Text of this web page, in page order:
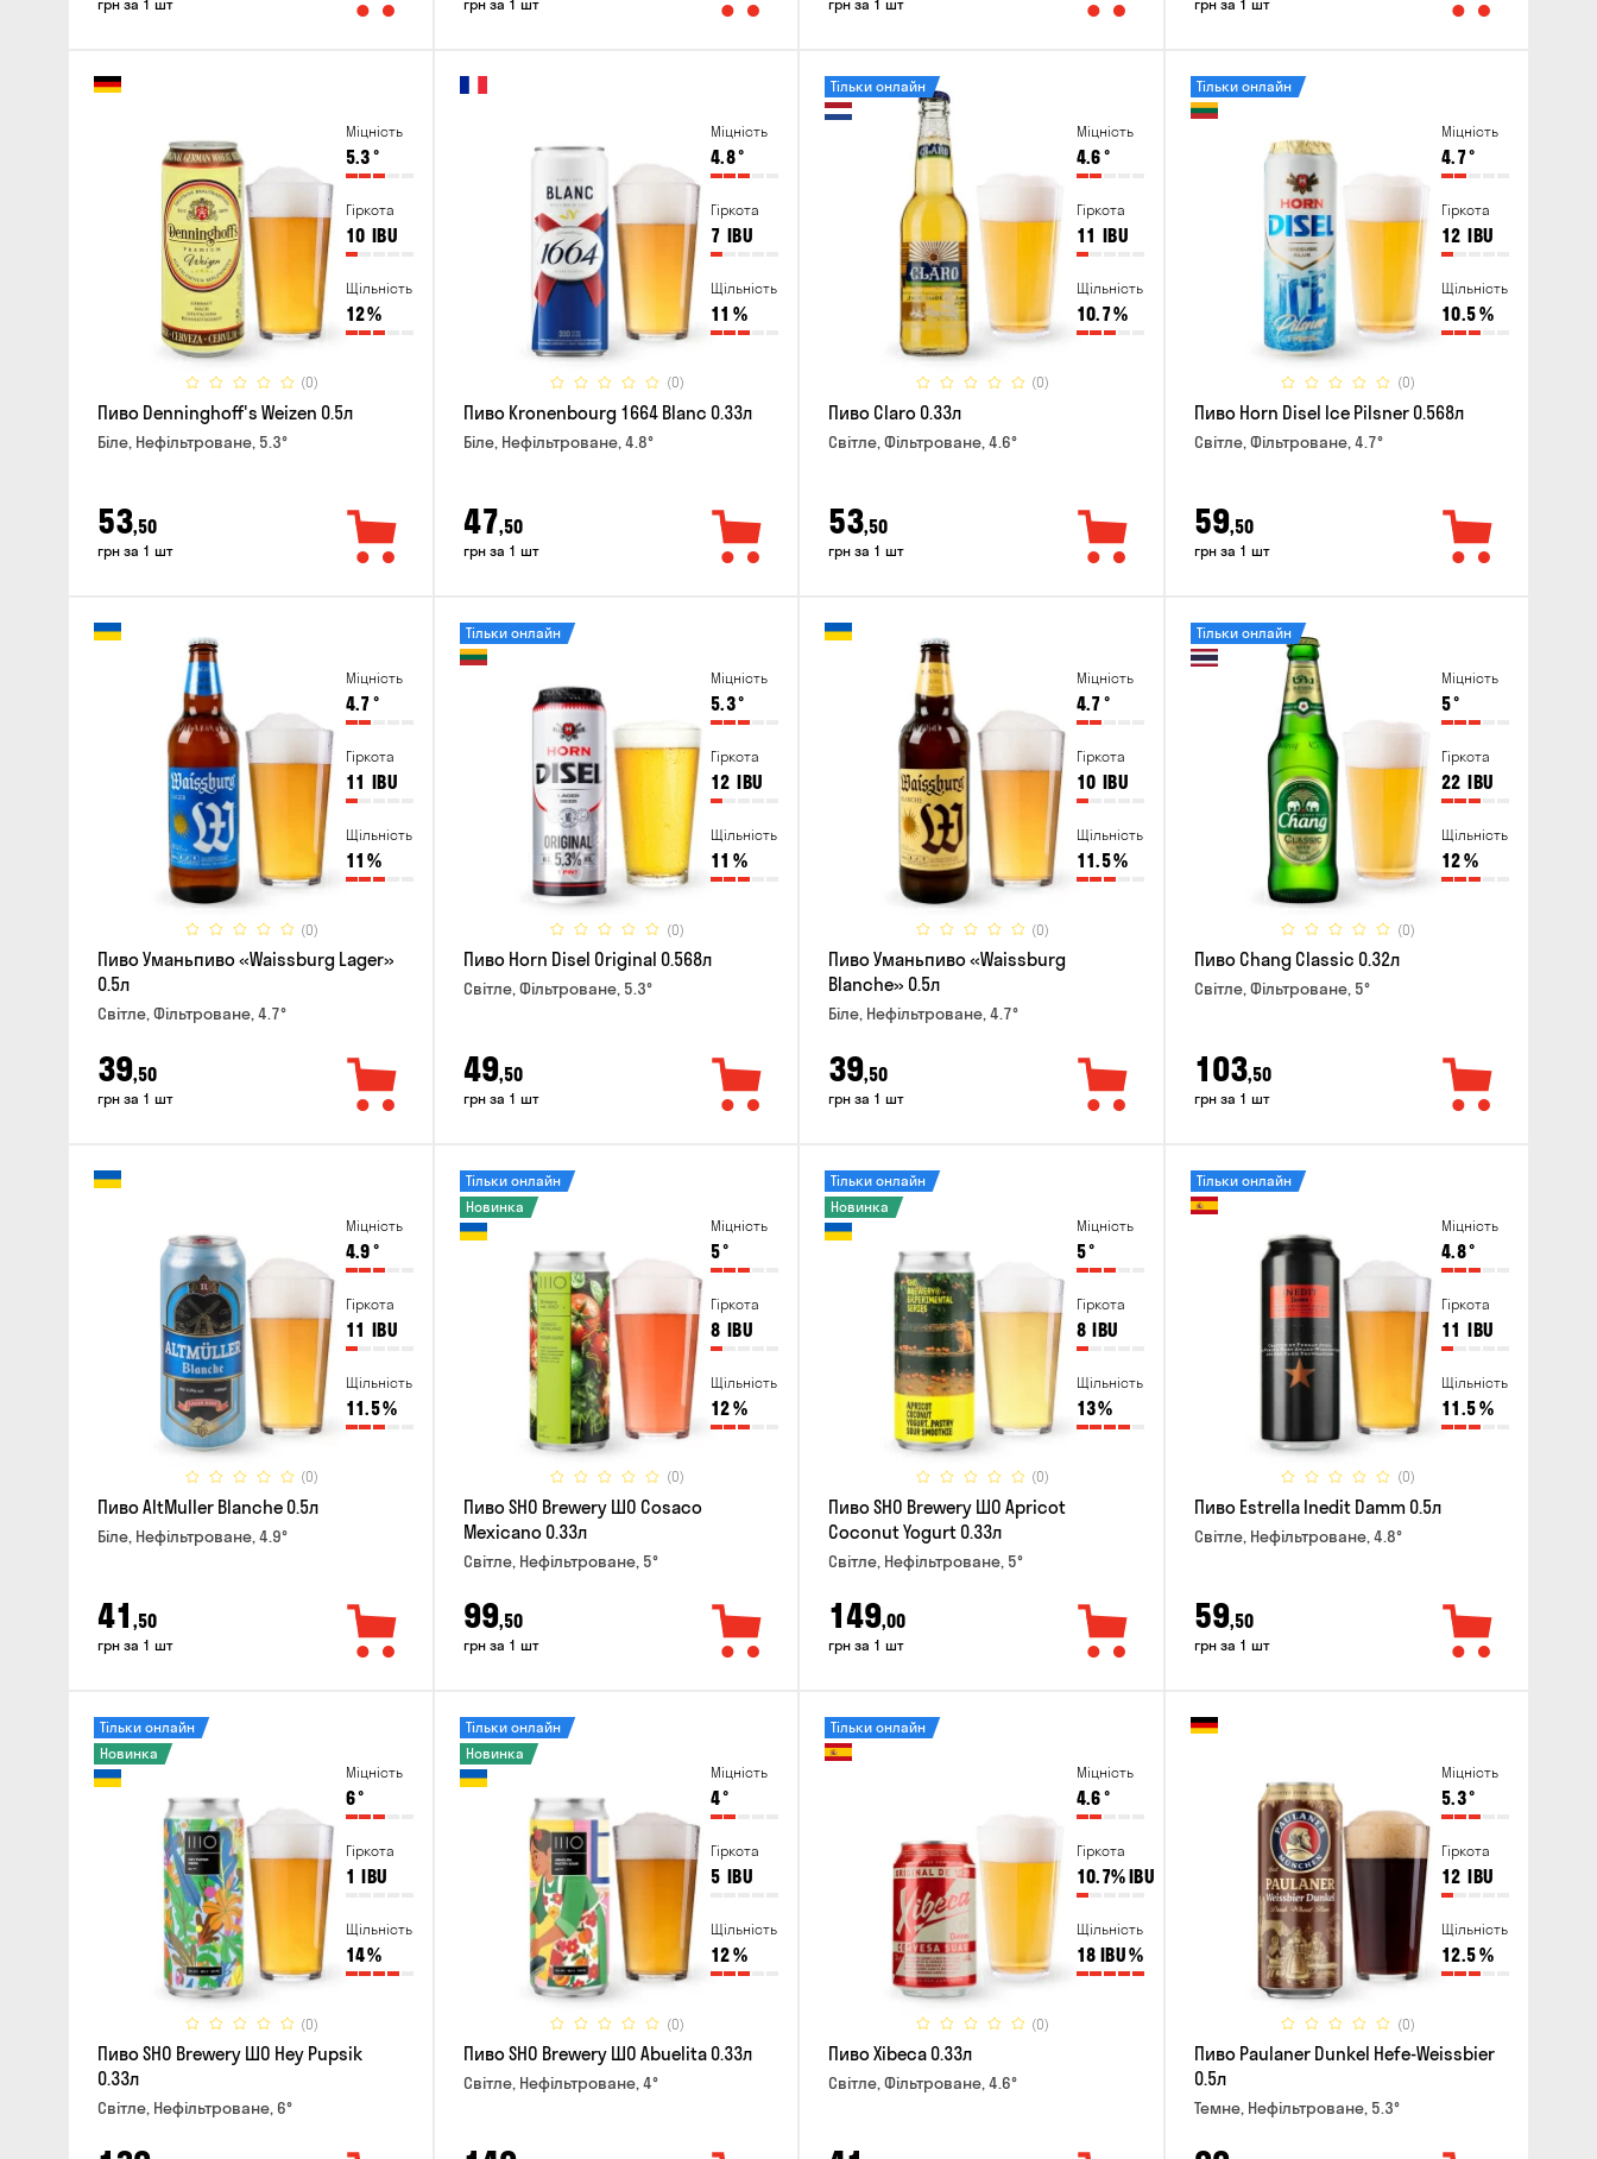
грн за 1 шт грн за 1 шт грн за 1 шт грн за 1 шт
Міцність
5.3°
Гіркота
10 IBU
Щільність
12%
(0)
Пиво Denninghoff's Weizen 0.5л
Біле, Нефільтроване, 5.3°
53,50
грн за 1 шт
Міцність
4.8°
Гіркота
7 IBU
Щільність
11 %
(0)
Пиво Kronenbourg 1664 Blanc 0.33л
Біле, Нефільтроване, 4.8°
47,50
грн за 1 шт
Міцність
4.6°
Гіркота
11 IBU
Щільність
10.7%
(0)
Тільки онлайн
Пиво Claro 0.33л
Світле, Фільтроване, 4.6°
53,50
грн за 1 шт
Міцність
4.7°
Гіркота
12 IBU
Щільність
10.5%
(0)
Тільки онлайн
Пиво Horn Disel Ice Pilsner 0.568л
Світле, Фільтроване, 4.7°
59,50
грн за 1 шт
Міцність
4.7°
Гіркота
11 IBU
Щільність
11 %
(0)
Пиво Уманьпиво «Waissburg Lager»
0.5л
Світле, Фільтроване, 4.7°
39,50
грн за 1 шт
Міцність
5.3°
Гіркота
12 IBU
Щільність
11 %
(0)
Тільки онлайн
Пиво Horn Disel Original 0.568л
Світле, Фільтроване, 5.3°
49,50
грн за 1 шт
Міцність
4.7°
Гіркота
10 IBU
Щільність
11.5%
(0)
Пиво Уманьпиво «Waissburg
Blanche» 0.5л
Біле, Нефільтроване, 4.7°
39,50
грн за 1 шт
Міцність
5°
Гіркота
22 IBU
Щільність
12%
(0)
Тільки онлайн
Пиво Chang Classic 0.32л
Світле, Фільтроване, 5°
103,50
грн за 1 шт
Міцність
4.9°
Гіркота
11 IBU
Щільність
11.5%
(0)
Пиво AltMuller Blanche 0.5л
Біле, Нефільтроване, 4.9°
41 ,50
грн за 1 шт
Міцність
5°
Гіркота
8 IBU
Щільність
12%
(0)
Тільки онлайн
Новинка
Пиво SHO Brewery ШО Cosaco
Mexicano 0.33л
Світле, Нефільтроване, 5°
99,50
грн за 1 шт
Міцність
5°
Гіркота
8 IBU
Щільність
13%
(0)
Тільки онлайн
Новинка
Пиво SHO Brewery ШО Apricot
Coconut Yogurt 0.33л
Світле, Нефільтроване, 5°
149,00
грн за 1 шт
Міцність
4.8°
Гіркота
11 IBU
Щільність
11.5%
(0)
Тільки онлайн
Пиво Estrella Inedit Damm 0.5л
Світле, Нефільтроване, 4.8°
59,50
грн за 1 шт
Міцність
6°
Гіркота
1 IBU
Щільність
14%
(0)
Тільки онлайн
Новинка
Пиво SHO Brewery ШО Hey Pupsik
0.33л
Світле, Нефільтроване, 6°
Міцність
4°
Гіркота
5 IBU
Щільність
12%
(0)
Тільки онлайн
Новинка
Пиво SHO Brewery ШО Abuelita 0.33л
Світле, Нефільтроване, 4°
Міцність
4.6°
Гіркота
10.7% IBU
Щільність
18 IBU%
(0)
Тільки онлайн
Пиво Xibeca 0.33л
Світле, Фільтроване, 4.6°
Міцність
5.3°
Гіркота
12 IBU
Щільність
12.5%
(0)
Пиво Paulaner Dunkel Hefe-Weissbier
0.5л
Темне, Нефільтроване, 5.3°